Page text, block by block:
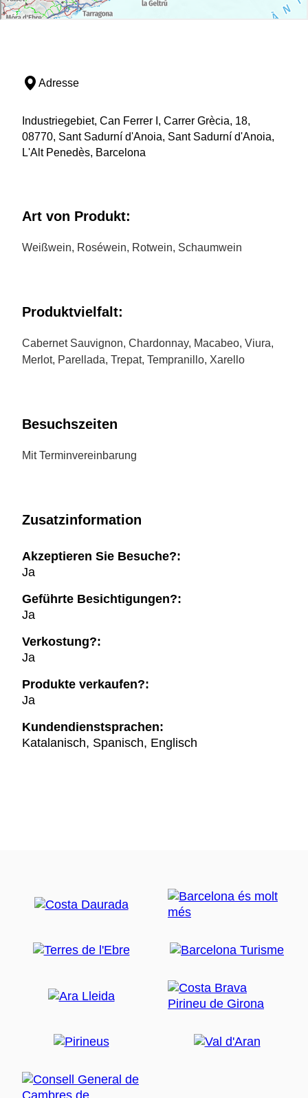
Adresse
Industriegebiet, Can Ferrer I, Carrer Grècia, 18,
08770, Sant Sadurní d'Anoia, Sant Sadurní d'Anoia,
L'Alt Penedès, Barcelona
Art von Produkt:
Weißwein, Roséwein, Rotwein, Schaumwein
Produktvielfalt:
Cabernet Sauvignon, Chardonnay, Macabeo, Viura,
Merlot, Parellada, Trepat, Tempranillo, Xarello
Besuchszeiten
Mit Terminvereinbarung
Zusatzinformation
Akzeptieren Sie Besuche?:
Ja
Geführte Besichtigungen?:
Ja
Verkostung?:
Ja
Produkte verkaufen?:
Ja
Kundendienstsprachen:
Katalanisch, Spanisch, Englisch